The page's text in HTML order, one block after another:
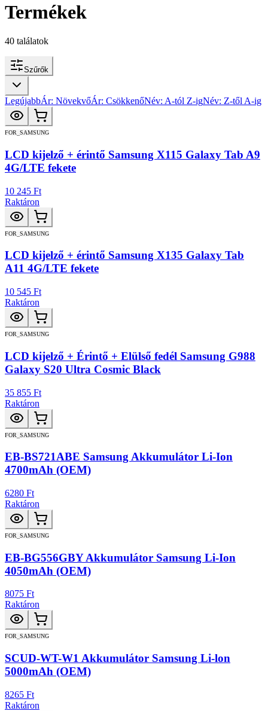
Termékek
40 találatok
Szűrők
LegújabbÁr: NövekvőÁr: CsökkenőNév: A-tól Z-igNév: Z-től A-ig
FOR_SAMSUNG
LCD kijelző + érintő Samsung X115 Galaxy Tab A9
4G/LTE fekete
10 245 Ft
Raktáron
FOR_SAMSUNG
LCD kijelző + érintő Samsung X135 Galaxy Tab
A11 4G/LTE fekete
10 545 Ft
Raktáron
FOR_SAMSUNG
LCD kijelző + Érintő + Elülső fedél Samsung G988
Galaxy S20 Ultra Cosmic Black
35 855 Ft
Raktáron
FOR_SAMSUNG
EB-BS721ABE Samsung Akkumulátor Li-Ion
4700mAh (OEM)
6280 Ft
Raktáron
FOR_SAMSUNG
EB-BG556GBY Akkumulátor Samsung Li-Ion
4050mAh (OEM)
8075 Ft
Raktáron
FOR_SAMSUNG
SCUD-WT-W1 Akkumulátor Samsung Li-lon
5000mAh (OEM)
8265 Ft
Raktáron